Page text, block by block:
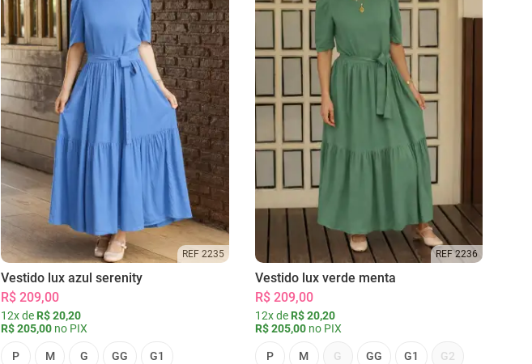
REF 2235
Vestido lux azul serenity
R$ 209,00
12x de R$ 20,20
R$ 205,00 no PIX
P M G GG G1
REF 2236
Vestido lux verde menta
R$ 209,00
12x de R$ 20,20
R$ 205,00no PIX
P M G GG G1 G2